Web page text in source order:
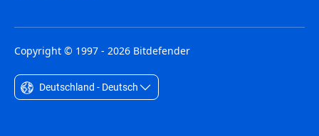
Copyright © 1997 - 2026 Bitdefender
Deutschland - Deutsch